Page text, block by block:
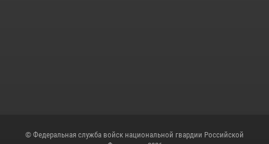
© Федеральная служба войск национальной гвардии Российской